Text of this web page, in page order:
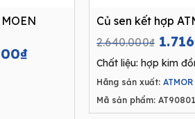
₫Current
4.290.000₫.
Củ sen kết hợp
2.640.000₫
price
was:
Chất liệu: hợp kim
Hãng sản xuất: ATMOR
Mã sản phẩm: